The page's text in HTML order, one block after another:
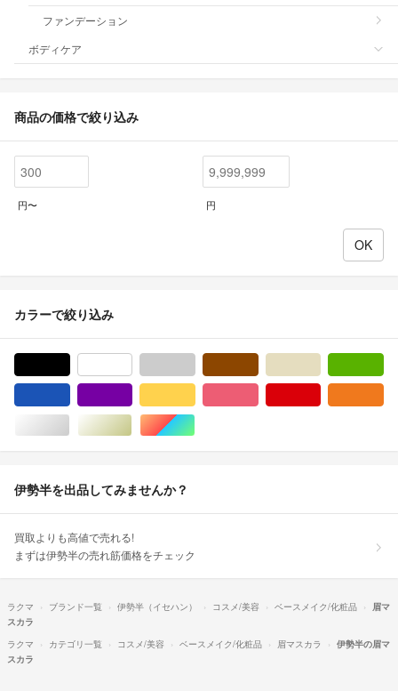
ファンデーション
ボディケア
商品の価格で絞り込み
円〜 円
カラーで絞り込み
シルバー/銀色系ゴールド/金色系マルチカラー
伊勢半を出品してみませんか？
買取よりも高値で売れる!
まずは伊勢半の売れ筋価格をチェック
ラクマ ブランド一覧 伊勢半（イセハン） コスメ/美容 ベースメイク/化粧品
眉マ
スカラ
ラクマ
カテゴリ一覧 コスメ/美容 ベースメイク/化粧品 眉マスカラ
伊勢半の眉マ
スカラ